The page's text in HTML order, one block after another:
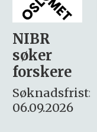
Rektor
Søknadsfrist:
15.09.2026